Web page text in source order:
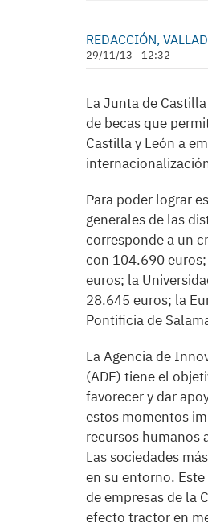
REDACCIÓN,
29/11/13 - 12:32
La Junta de
de becas que
Castilla y León a
Para poder lograr
generales de las
corresponde a un
con 104.690
euros; la
28.645 euros; la
Pontificia de
La Agencia de
(ADE) tiene el
favorecer y dar
estos momentos
recursos humanos
Las sociedades
en su entorno.
de empresas de la
efecto tractor en